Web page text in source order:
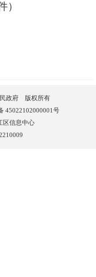
）
民政府 版权所有
45022102000001号
区信息中心